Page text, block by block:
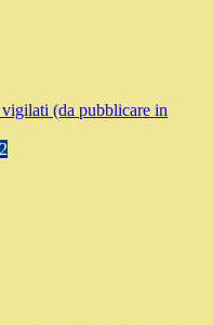
(da pubblicare in
2